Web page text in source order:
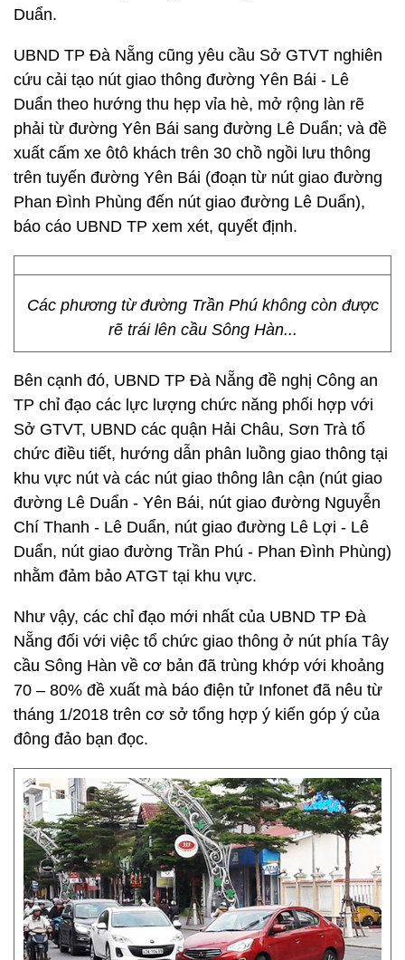
Duẩn.
UBND TP Đà Nẵng cũng yêu cầu Sở GTVT nghiên
cứu cải tạo nút giao thông đường Yên Bái - Lê
Duẩn theo hướng thu hẹp vỉa hè, mở rộng làn rẽ
phải từ đường Yên Bái sang đường Lê Duẩn; và đề
xuất cấm xe ôtô khách trên 30 chồ ngồi lưu thông
trên tuyến đường Yên Bái (đoạn từ nút giao đường
Phan Đình Phùng đến nút giao đường Lê Duẩn),
báo cáo UBND TP xem xét, quyết định.
Các phương từ đường Trần Phú không còn được
rẽ trái lên cầu Sông Hàn...
Bên cạnh đó, UBND TP Đà Nẵng đề nghị Công an
TP chỉ đạo các lực lượng chức năng phối hợp với
Sở GTVT, UBND các quận Hải Châu, Sơn Trà tổ
chức điều tiết, hướng dẫn phân luồng giao thông tại
khu vực nút và các nút giao thông lân cận (nút giao
đường Lê Duẩn - Yên Bái, nút giao đường Nguyễn
Chí Thanh - Lê Duẩn, nút giao đường Lê Lợi - Lê
Duẩn, nút giao đường Trần Phú - Phan Đình Phùng)
nhằm đảm bảo ATGT tại khu vực.
Như vậy, các chỉ đạo mới nhất của UBND TP Đà
Nẵng đối với việc tổ chức giao thông ở nút phía Tây
cầu Sông Hàn về cơ bản đã trùng khớp với khoảng
70 – 80% đề xuất mà báo điện tử Infonet đã nêu từ
tháng 1/2018 trên cơ sở tổng hợp ý kiến góp ý của
đông đảo bạn đọc.